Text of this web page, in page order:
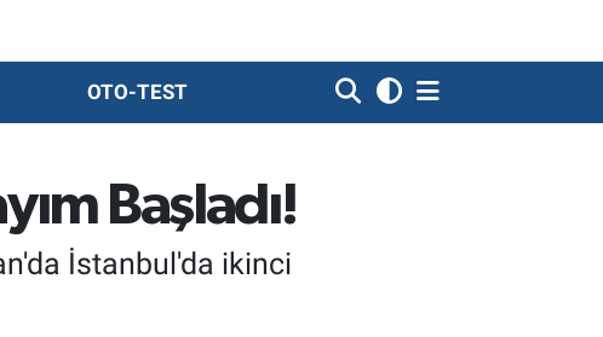
OTO-TEST
Başladı!
İstanbul'da ikinci